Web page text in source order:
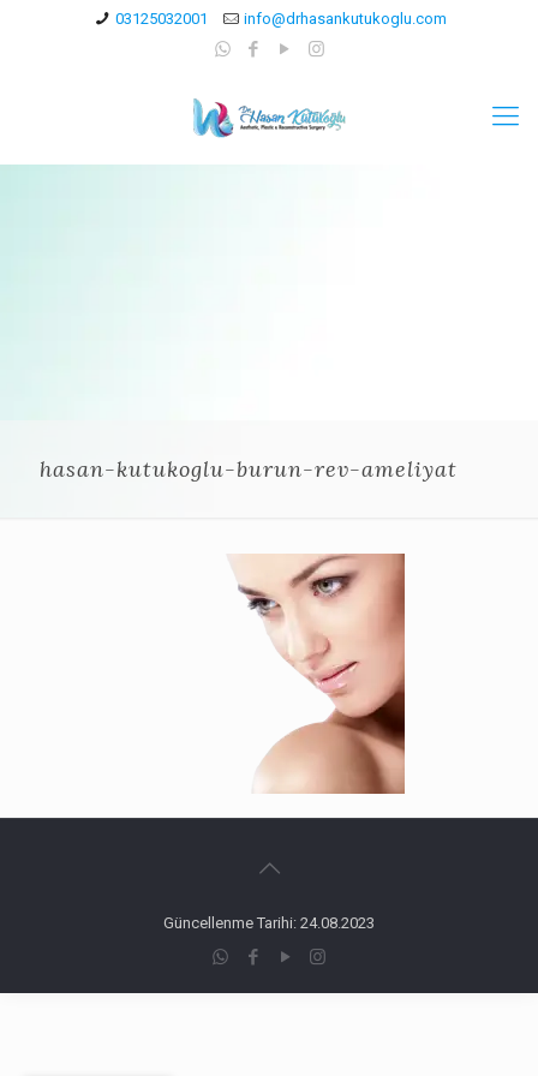
03125032001 info@drhasankutukoglu.com
hasan-kutukoglu-burun-rev-ameliyat
Güncellenme Tarihi: 24.08.2023